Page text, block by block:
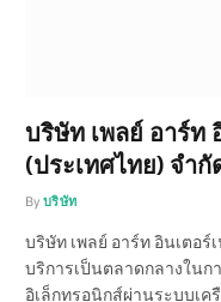
บริษัท เพลย์ อาร์ท
(ประเทศไทย) จำกั
By บริษัท
บริษัท เพลย์ อาร์ท อินเตอ
บริการเป็นตลาดกลางใน
อิเล็กทรอนิกส์ผ่านระบบเค